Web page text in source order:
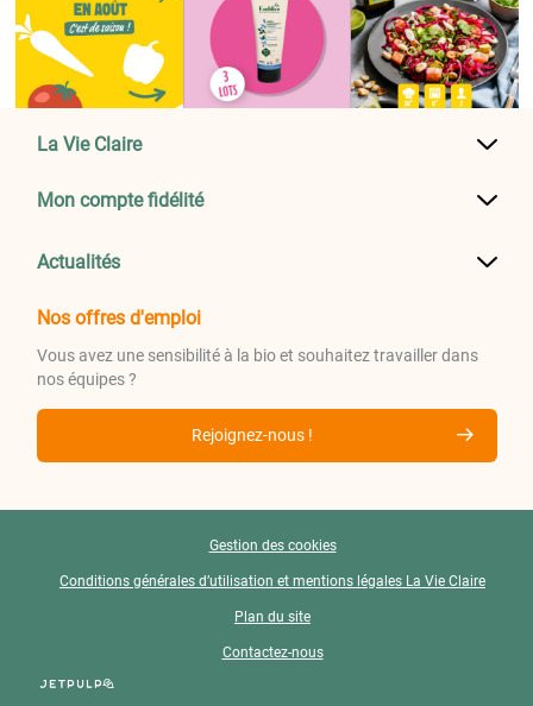
La Vie Claire
Mon compte fidélité
Actualités
Nos offres d'emploi
Vous avez une sensibilité à la bio et souhaitez travailler dans
nos équipes ?
Rejoignez-nous !
Gestion des cookies
Conditions générales d’utilisation et mentions légales La Vie Claire
Plan du site
Contactez-nous